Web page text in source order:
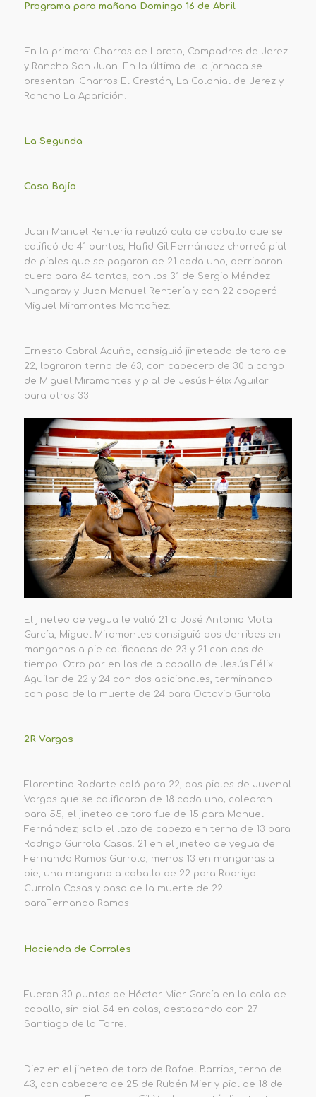
Programa para mañana Domingo 16 de Abril
En la primera: Charros de Loreto, Compadres de Jerez
y Rancho San Juan. En la última de la jornada se
presentan: Charros El Crestón, La Colonial de Jerez y
Rancho La Aparición.
La Segunda
Casa Bajío
Juan Manuel Rentería realizó cala de caballo que se
calificó de 41 puntos, Hafid Gil Fernández chorreó pial
de piales que se pagaron de 21 cada uno, derribaron
cuero para 84 tantos, con los 31 de Sergio Méndez
Nungaray y Juan Manuel Rentería y con 22 cooperó
Miguel Miramontes Montañez.
Ernesto Cabral Acuña, consiguió jineteada de toro de
22, lograron terna de 63, con cabecero de 30 a cargo
de Miguel Miramontes y pial de Jesús Félix Aguilar
para otros 33.
El jineteo de yegua le valió 21 a José Antonio Mota
García, Miguel Miramontes consiguió dos derribes en
manganas a pie calificadas de 23 y 21 con dos de
tiempo. Otro par en las de a caballo de Jesús Félix
Aguilar de 22 y 24 con dos adicionales, terminando
con paso de la muerte de 24 para Octavio Gurrola.
2R Vargas
Florentino Rodarte caló para 22, dos piales de Juvenal
Vargas que se calificaron de 18 cada uno; colearon
para 55, el jineteo de toro fue de 15 para Manuel
Fernández; solo el lazo de cabeza en terna de 13 para
Rodrigo Gurrola Casas. 21 en el jineteo de yegua de
Fernando Ramos Gurrola, menos 13 en manganas a
pie, una mangana a caballo de 22 para Rodrigo
Gurrola Casas y paso de la muerte de 22
paraFernando Ramos.
Hacienda de Corrales
Fueron 30 puntos de Héctor Mier García en la cala de
caballo, sin pial 54 en colas, destacando con 27
Santiago de la Torre.
Diez en el jineteo de toro de Rafael Barrios, terna de
43, con cabecero de 25 de Rubén Mier y pial de 18 de